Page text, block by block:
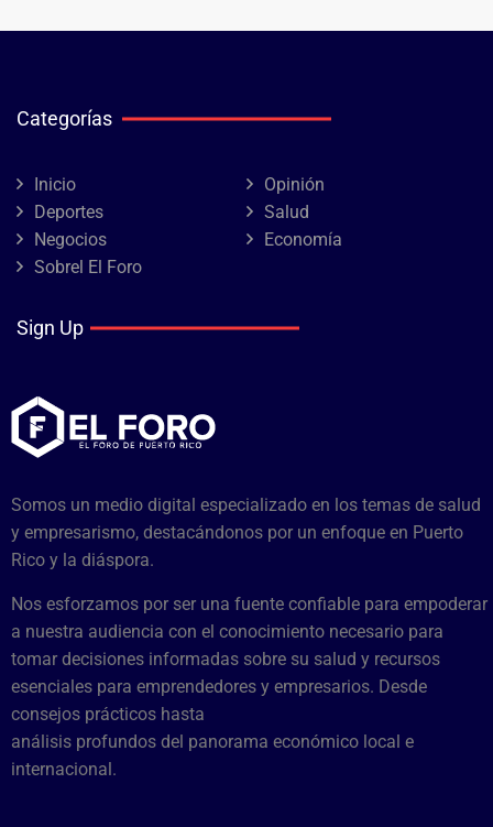
Categorías
Inicio
Opinión
Deportes
Salud
Negocios
Economía
Sobrel El Foro
Sign Up
Somos un medio digital especializado en los temas de salud
y empresarismo, destacándonos por un enfoque en Puerto
Rico y la diáspora.
Nos esforzamos por ser una fuente confiable para empoderar
a nuestra audiencia con el conocimiento necesario para
tomar decisiones informadas sobre su salud y recursos
esenciales para emprendedores y empresarios. Desde
consejos prácticos hasta
análisis profundos del panorama económico local e
internacional.